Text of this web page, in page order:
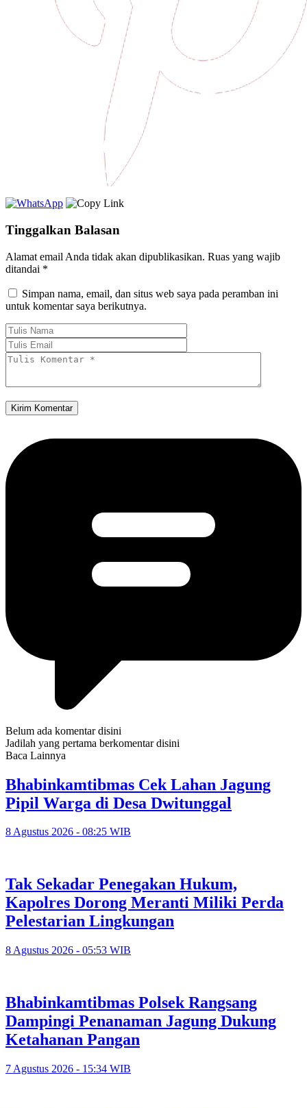
Tinggalkan Balasan
Alamat email Anda tidak akan dipublikasikan. Ruas yang wajib
ditandai *
Simpan nama, email, dan situs web saya pada peramban ini
untuk komentar saya berikutnya.
Belum ada komentar disini
Jadilah yang pertama berkomentar disini
Baca Lainnya
Bhabinkamtibmas Cek Lahan Jagung
Pipil Warga di Desa Dwitunggal
8 Agustus 2026 - 08:25 WIB
Tak Sekadar Penegakan Hukum,
Kapolres Dorong Meranti Miliki Perda
Pelestarian Lingkungan
8 Agustus 2026 - 05:53 WIB
Bhabinkamtibmas Polsek Rangsang
Dampingi Penanaman Jagung Dukung
Ketahanan Pangan
7 Agustus 2026 - 15:34 WIB